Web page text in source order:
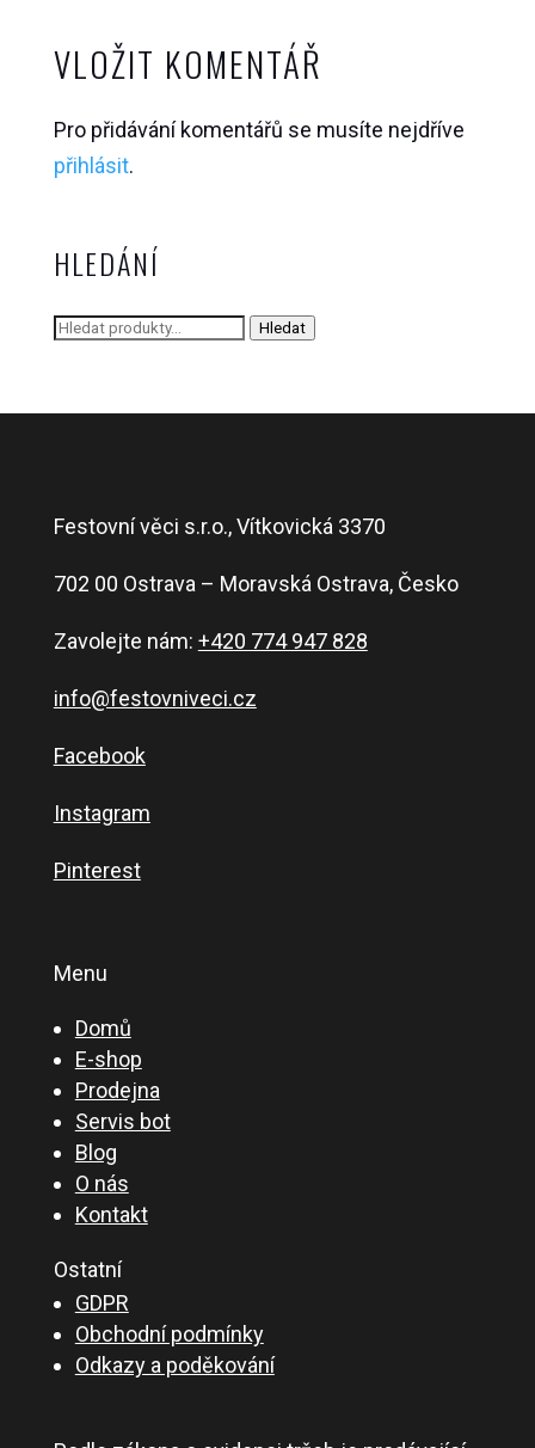
VLOŽIT KOMENTÁŘ
Pro přidávání komentářů se musíte nejdříve
přihlásit.
HLEDÁNÍ
Hledat: Hledat
Festovní věci s.r.o., Vítkovická 3370
702 00 Ostrava – Moravská Ostrava, Česko
Zavolejte nám: +420 774 947 828
info@festovniveci.cz
Facebook
Instagram
Pinterest
Menu
Domů
E-shop
Prodejna
Servis bot
Blog
O nás
Kontakt
Ostatní
GDPR
Obchodní podmínky
Odkazy a poděkování